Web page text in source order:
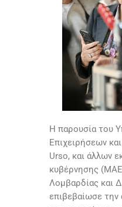
Η παρουσία του
Επιχειρήσεων
Urso, και άλλων
κυβέρνησης
Λομβαρδίας και
επιβεβαίωσε την